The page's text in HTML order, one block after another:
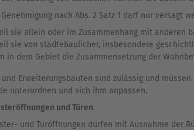
Genehmigung nach Abs. 2 Satz 1 darf nur versagt
sie allein oder im Zusammenhang mit anderen
sie von städtebaulicher, insbesondere
in dem Gebiet die Zusammensetzung der
und Erweiterungsbauten sind zulässig und
unterordnen und sich ihm anpassen.
und Türen
und Türöffnungen dürfen mit Ausnahme der